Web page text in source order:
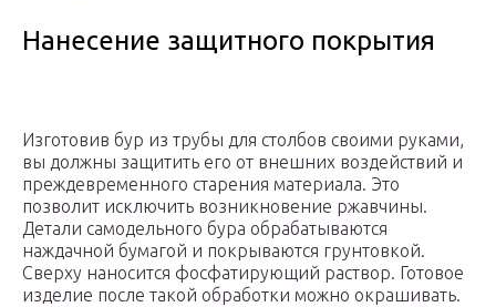
Нанесение защитного покрытия
Изготовив бур из трубы для столбов своими руками,
вы должны защитить его от внешних воздействий и
преждевременного старения материала. Это
позволит исключить возникновение ржавчины.
Детали самодельного бура обрабатываются
наждачной бумагой и покрываются грунтовкой.
Сверху наносится фосфатирующий раствор. Готовое
изделие после такой обработки можно окрашивать.